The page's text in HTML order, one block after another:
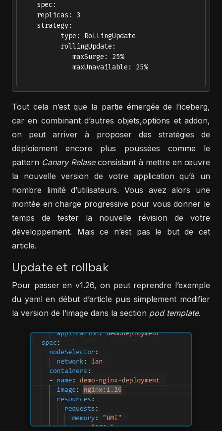
    spec:
    replicas: 3
    strategy:
          type: RollingUpdate
          rollingUpdate:
             maxSurge: 25%
             maxUnavailable: 25%
Tout cela n’est que la partie émergée de l’iceberg,
car en combinant d’autres objets,options et addon,
on peut arriver à proposer des stratégies de
déploiement encore plus poussées comme le
pattern Canary Relaseconsistant à mettre en œuvre
la nouvelle version de votre application qu’à un
nombre limité d’utilisateurs. Vous avez alors une
montée en charge progressive pour vous donner le
temps de tester la nouvelle révision de votre
développement. Mais ce n’est pas le but de cet
article.
Update et rollbak
Pour passer en v1.26, on peut reprendre l’exemple
du yaml en début d’article puis simplement modifier
la version de l’image dans la section pod template.